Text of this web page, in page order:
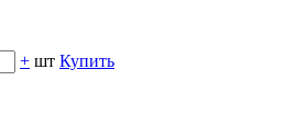
+ шт Купить